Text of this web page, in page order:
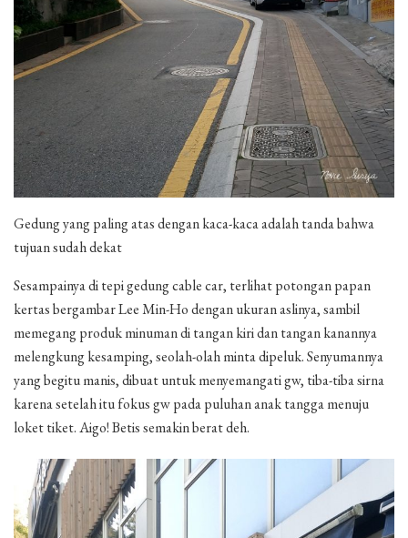
Gedung yang paling atas dengan kaca-kaca adalah tanda bahwa
tujuan sudah dekat
Sesampainya di tepi gedung cable car, terlihat potongan papan
kertas bergambar Lee Min-Ho dengan ukuran aslinya, sambil
memegang produk minuman di tangan kiri dan tangan kanannya
melengkung kesamping, seolah-olah minta dipeluk. Senyumannya
yang begitu manis, dibuat untuk menyemangati gw, tiba-tiba sirna
karena setelah itu fokus gw pada puluhan anak tangga menuju
loket tiket. Aigo! Betis semakin berat deh.